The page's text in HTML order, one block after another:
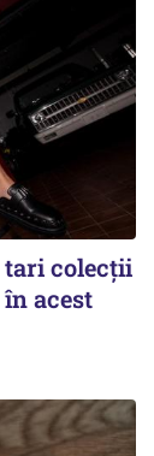
tari colecții
acest